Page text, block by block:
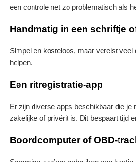
een controle net zo problematisch als
Handmatig in een schriftje
Simpel en kosteloos, maar vereist veel
helpen.
Een ritregistratie-app
Er zijn diverse apps beschikbaar die je
zakelijke of privérit is. Dit bespaart tijd
Boordcomputer of OBD-